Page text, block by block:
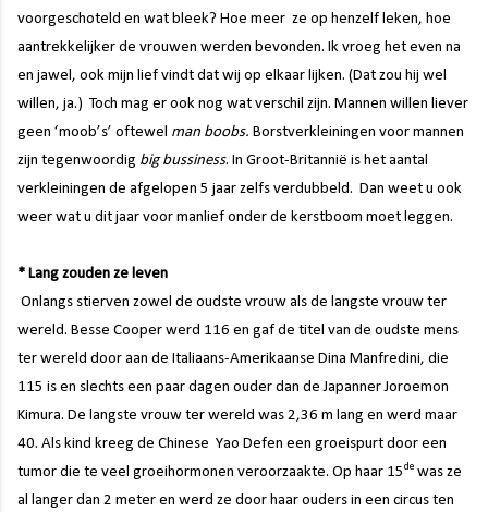
voorgeschoteld en wat bleek? Hoe meer ze op henzelf leken, hoe
aantrekkelijker de vrouwen werden bevonden. Ik vroeg het even na
en jawel, ook mijn lief vindt dat wij op elkaar lijken. (Dat zou hij wel
willen, ja.) Toch mag er ook nog wat verschil zijn. Mannen willen liever
geen ‘moob’s’ oftewel man boobs. Borstverkleiningen voor mannen
zijn tegenwoordig big bussiness. In Groot-Britannië is het aantal
verkleiningen de afgelopen 5 jaar zelfs verdubbeld. Dan weet u ook
weer wat u dit jaar voor manlief onder de kerstboom moet leggen.
* Lang zouden ze leven
Onlangs stierven zowel de oudste vrouw als de langste vrouw ter
wereld. Besse Cooper werd 116 en gaf de titel van de oudste mens
ter wereld door aan de Italiaans-Amerikaanse Dina Manfredini, die
115 is en slechts een paar dagen ouder dan de Japanner Joroemon
Kimura. De langste vrouw ter wereld was 2,36 m lang en werd maar
40. Als kind kreeg de Chinese Yao Defen een groeispurt door een
tumor die te veel groeihormonen veroorzaakte. Op haar 15de was ze
al langer dan 2 meter en werd ze door haar ouders in een circus ten